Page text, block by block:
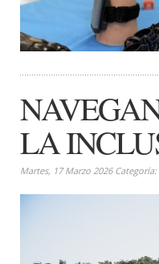
LA
Martes, 17 Marzo 2026 Categoría: